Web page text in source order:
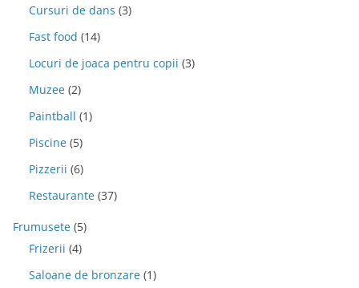
Cursuri de dans (3)
Fast food (14)
Locuri de joaca pentru copii (3)
Muzee (2)
Paintball (1)
Piscine (5)
Pizzerii (6)
Restaurante (37)
Frumusete (5)
Frizerii (4)
Saloane de bronzare (1)